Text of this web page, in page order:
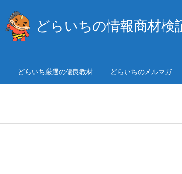
どらいちの情報商材検
どらいち厳選の優良教材 どらいちのメルマガ